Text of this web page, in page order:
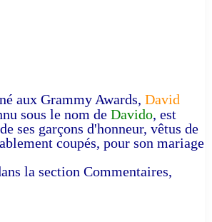
aux Grammy Awards, David
sous le nom de Davido, est
ses garçons d'honneur, vêtus de
coupés, pour son mariage
la section Commentaires,